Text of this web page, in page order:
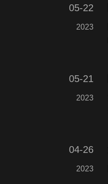
05-22
2023
05-21
2023
04-26
2023